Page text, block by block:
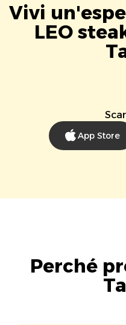
Vivi
LEO
App Store
Perché